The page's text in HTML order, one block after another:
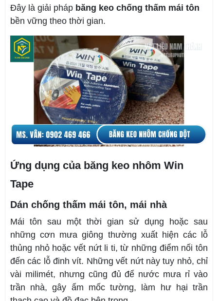
Đây là giải pháp băng keo chống thấm mái tôn
bền vững theo thời gian.
Ứng dụng của băng keo nhôm Win
Tape
Dán chống thấm mái tôn, mái nhà
Mái tôn sau một thời gian sử dụng hoặc sau
những cơn mưa giông thường xuất hiện các lỗ
thủng nhỏ hoặc vết nứt li ti, từ những điểm nối tôn
đến các lỗ đinh vít. Những vết nứt này tuy nhỏ, chỉ
vài milimét, nhưng cũng đủ để nước mưa rỉ vào
trần nhà, gây ẩm mốc tường, làm hư hại trần